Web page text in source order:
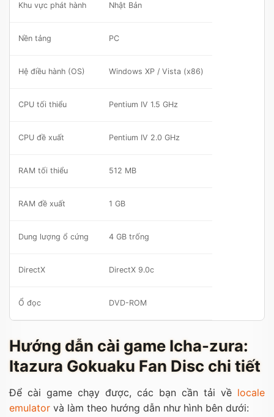
Khu vực phát hành Nhật Bản
Nền tảng PC
Hệ điều hành (OS) Windows XP / Vista (x86)
CPU tối thiểu Pentium IV 1.5 GHz
CPU đề xuất Pentium IV 2.0 GHz
RAM tối thiểu 512 MB
RAM đề xuất 1 GB
Dung lượng ổ cứng 4 GB trống
DirectX DirectX 9.0c
Ổ đọc DVD-ROM
Hướng dẫn cài game Icha-zura:
Itazura Gokuaku Fan Disc chi tiết
Để cài game chạy được, các bạn cần tải về locale
emulator và làm theo hướng dẫn như hình bên dưới: